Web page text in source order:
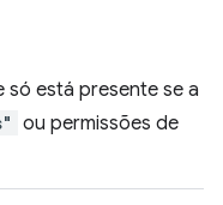
só está presente se a
ou permissões de